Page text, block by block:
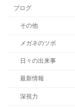
ブログ
その他
メガネのツボ
日々の出来事
最新情報
深視力